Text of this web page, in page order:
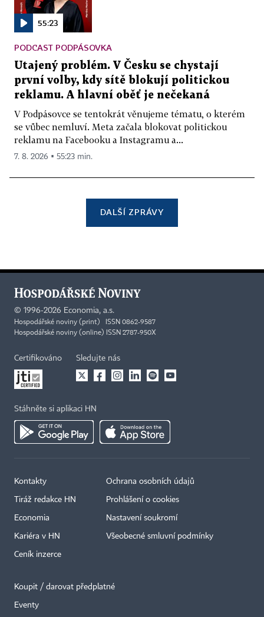
55:23
PODCAST PODPÁSOVKA
Utajený problém. V Česku se chystají
první volby, kdy sítě blokují politickou
reklamu. A hlavní oběť je nečekaná
V Podpásovce se tentokrát věnujeme tématu, o kterém
se vůbec nemluví. Meta začala blokovat politickou
reklamu na Facebooku a Instagramu a...
7. 8. 2026 ▪ 55:23 min.
DALŠÍ ZPRÁVY
© 1996-2026 Economia, a.s.
Hospodářské noviny (print) ISSN 0862-9587
Hospodářské noviny (online) ISSN 2787-950X
Certifikováno Sledujte nás
Stáhněte si aplikaci HN
Kontakty
Tiráž redakce HN
Economia
Kariéra v HN
Ceník inzerce
Ochrana osobních údajů
Prohlášení o cookies
Nastavení soukromí
Všeobecné smluvní podmínky
Koupit / darovat předplatné
Eventy